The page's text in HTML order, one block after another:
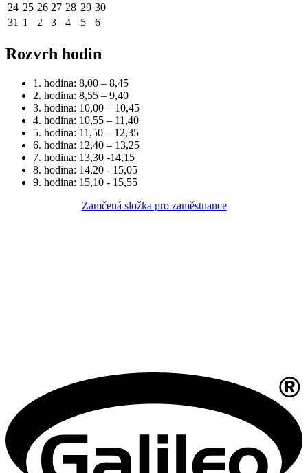
24 25 26 27 28 29 30
31 1 2 3 4 5 6
Rozvrh hodin
1. hodina: 8,00 – 8,45
2. hodina: 8,55 – 9,40
3. hodina: 10,00 – 10,45
4. hodina: 10,55 – 11,40
5. hodina: 11,50 – 12,35
6. hodina: 12,40 – 13,25
7. hodina: 13,30 -14,15
8. hodina: 14,20 - 15,05
9. hodina: 15,10 - 15,55
Zamčená složka pro zaměstnance